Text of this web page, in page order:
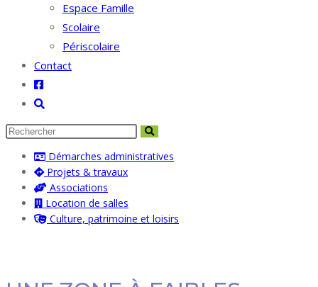
Espace Famille
Scolaire
Périscolaire
Contact
Toggle
website
search
Démarches administratives
Projets & travaux
Associations
Location de salles
Culture, patrimoine et loisirs